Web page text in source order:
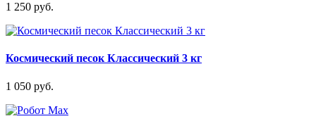
1 250 руб.
Космический песок Классический 3 кг
1 050 руб.